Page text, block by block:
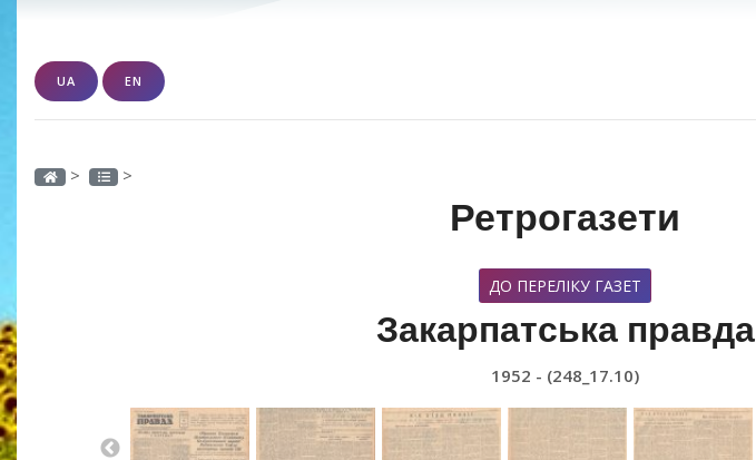
UA EN
> >
Ретрогазети
ДО ПЕРЕЛІКУ ГАЗЕТ
Закарпатська правда
1952 - (248_17.10)